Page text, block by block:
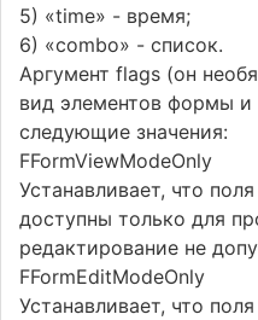
5) «time» - время;
6) «combo» - список.
Аргумент flags (он
вид элементов формы
следующие значения:
FFormViewModeOnly
Устанавливает, что
доступны только для
редактирование не
FFormEditModeOnly
Устанавливает, что